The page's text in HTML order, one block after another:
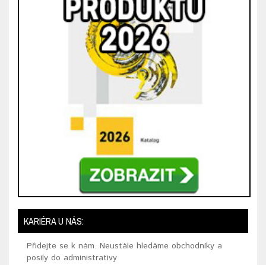
KARIÉRA U NÁS:
Přidejte se k nám. Neustále hledáme obchodníky a
posily do administrativy